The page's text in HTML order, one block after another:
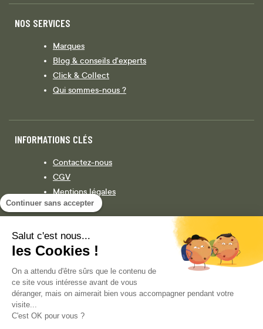
Continuer sans accepter
Salut c'est nous...
les Cookies !
On a attendu d'être sûrs que le contenu de
ce site vous intéresse avant de vous
déranger, mais on aimerait bien vous accompagner pendant votre
visite...
C'est OK pour vous ?
NOS SERVICES
Marques
Blog & conseils d'experts
Click & Collect
Qui sommes-nous ?
INFORMATIONS CLÉS
Contactez-nous
CGV
Mentions légales
Législation
Facebook Instagram
COPYRIGHT © 2013-AUJOURD'HUI MAGENTO, INC. TOUS DROITS RÉSERVÉS.